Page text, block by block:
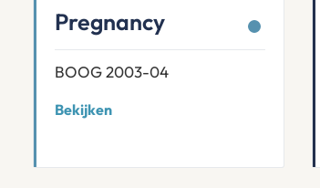
Pregnancy
BOOG 2003-04
Bekijken